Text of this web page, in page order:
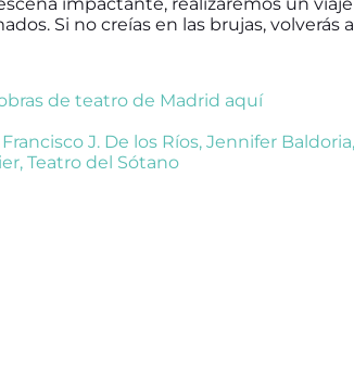
Si no creías en las brujas, volverás
de teatro de Madrid aquí
Francisco J. De los Ríos, Jennifer Baldoria,
, Teatro del Sótano